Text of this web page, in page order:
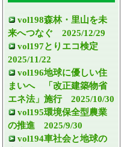
vol198森林・里山を未
来へつなぐ 2025/12/29
vol197とりエコ検定
2025/11/22
vol196地球に優しい住
まいへ 「改正建築物省
エネ法」施行 2025/10/30
vol195環境保全型農業
の推進 2025/9/30
vol194車社会と地球の